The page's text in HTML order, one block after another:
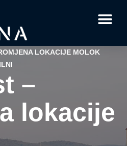
LOKACIJE MOLOK
–
lokacije